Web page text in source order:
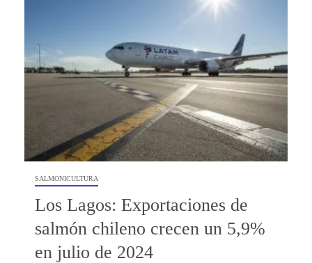
SALMONICULTURA
Los Lagos: Exportaciones de
salmón chileno crecen un 5,9%
en julio de 2024